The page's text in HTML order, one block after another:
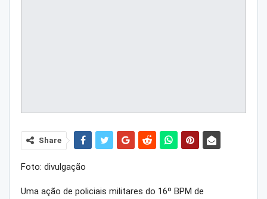
Share
Foto: divulgação
Uma ação de policiais militares do 16º BPM de